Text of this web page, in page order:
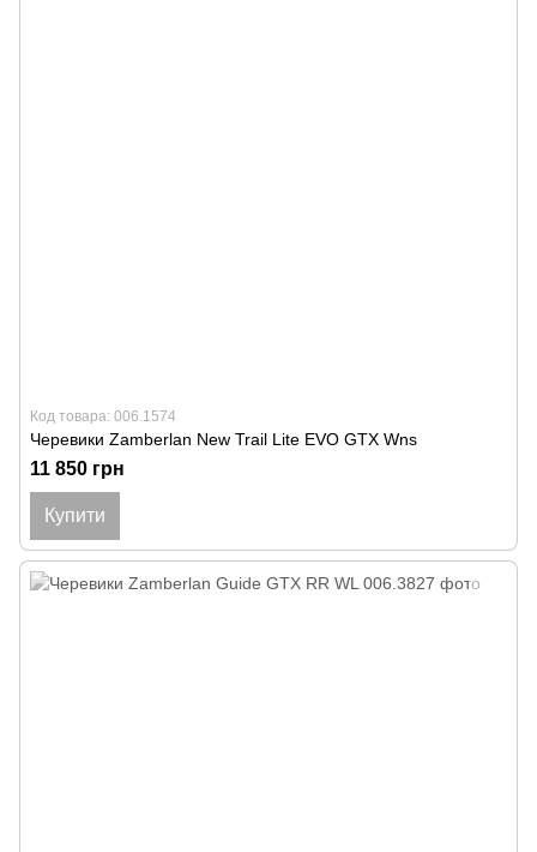
Код товара: 006.1574
Черевики Zamberlan New Trail Lite EVO GTX Wns
11 850 грн
Купити